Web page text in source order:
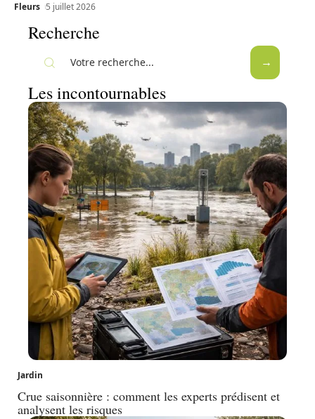
Fleurs 5 juillet 2026
Recherche
Les incontournables
Jardin
Crue saisonnière : comment les experts prédisent et
analysent les risques